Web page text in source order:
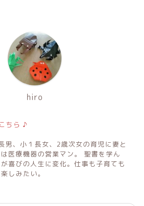
hiro
ちら ♪
男、小１長女、2歳次女の育児に妻と
医療機器の営業マン。 聖書を学ん
喜びの人生に変化。仕事も子育ても
しみたい。